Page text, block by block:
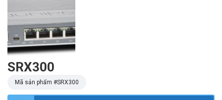
SRX300
Mã sản phẩm #SRX300